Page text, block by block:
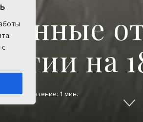
на
Время на чтение: 1 мин.